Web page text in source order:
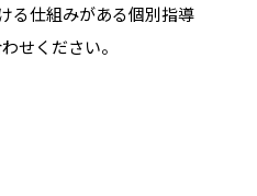
る仕組みがある個別指導
せください。